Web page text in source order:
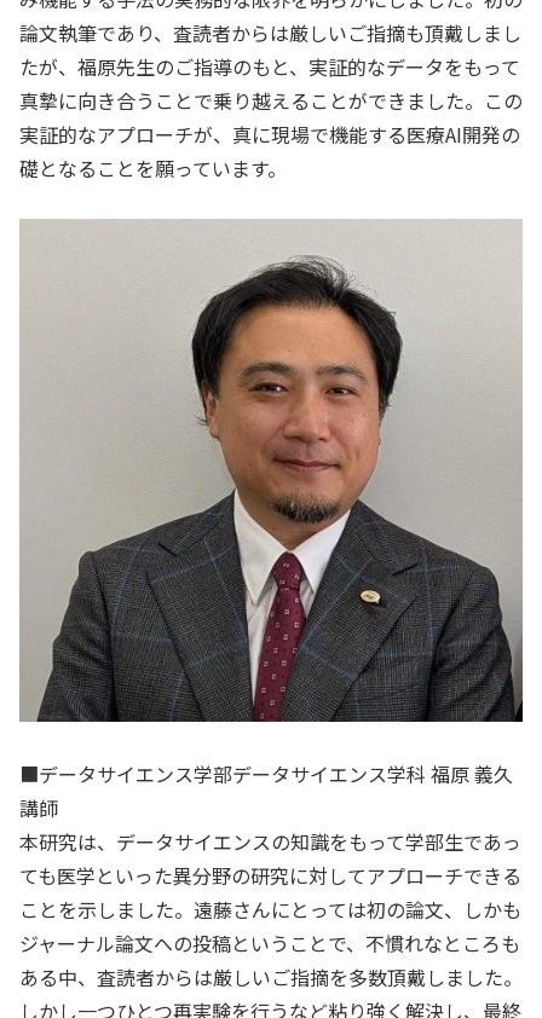
論文執筆であり、査読者からは厳しいご指摘も頂戴しまし
たが、福原先生のご指導のもと、実証的なデータをもって
真摯に向き合うことで乗り越えることができました。この
実証的なアプローチが、真に現場で機能する医療AI開発の
礎となることを願っています。
■データサイエンス学部データサイエンス学科 福原 義久
講師
本研究は、データサイエンスの知識をもって学部生であっ
ても医学といった異分野の研究に対してアプローチできる
ことを示しました。遠藤さんにとっては初の論文、しかも
ジャーナル論文への投稿ということで、不慣れなところも
ある中、査読者からは厳しいご指摘を多数頂戴しました。
しかし一つひとつ再実験を行うなど粘り強く解決し、最終